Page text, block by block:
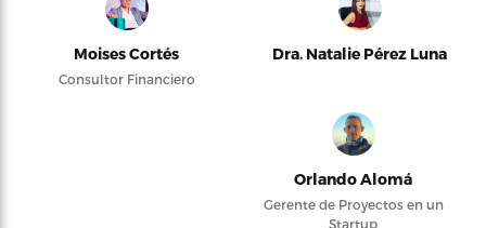
Moises Cortés
Consultor Financiero
Dra. Natalie Pérez Luna
Orlando Alomá
Gerente de Proyectos en un
Startup